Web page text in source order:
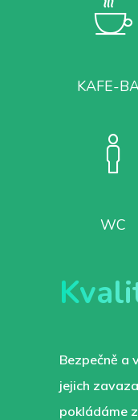
KAFE-
WC
Bezpečně a
jejich
pokládáme